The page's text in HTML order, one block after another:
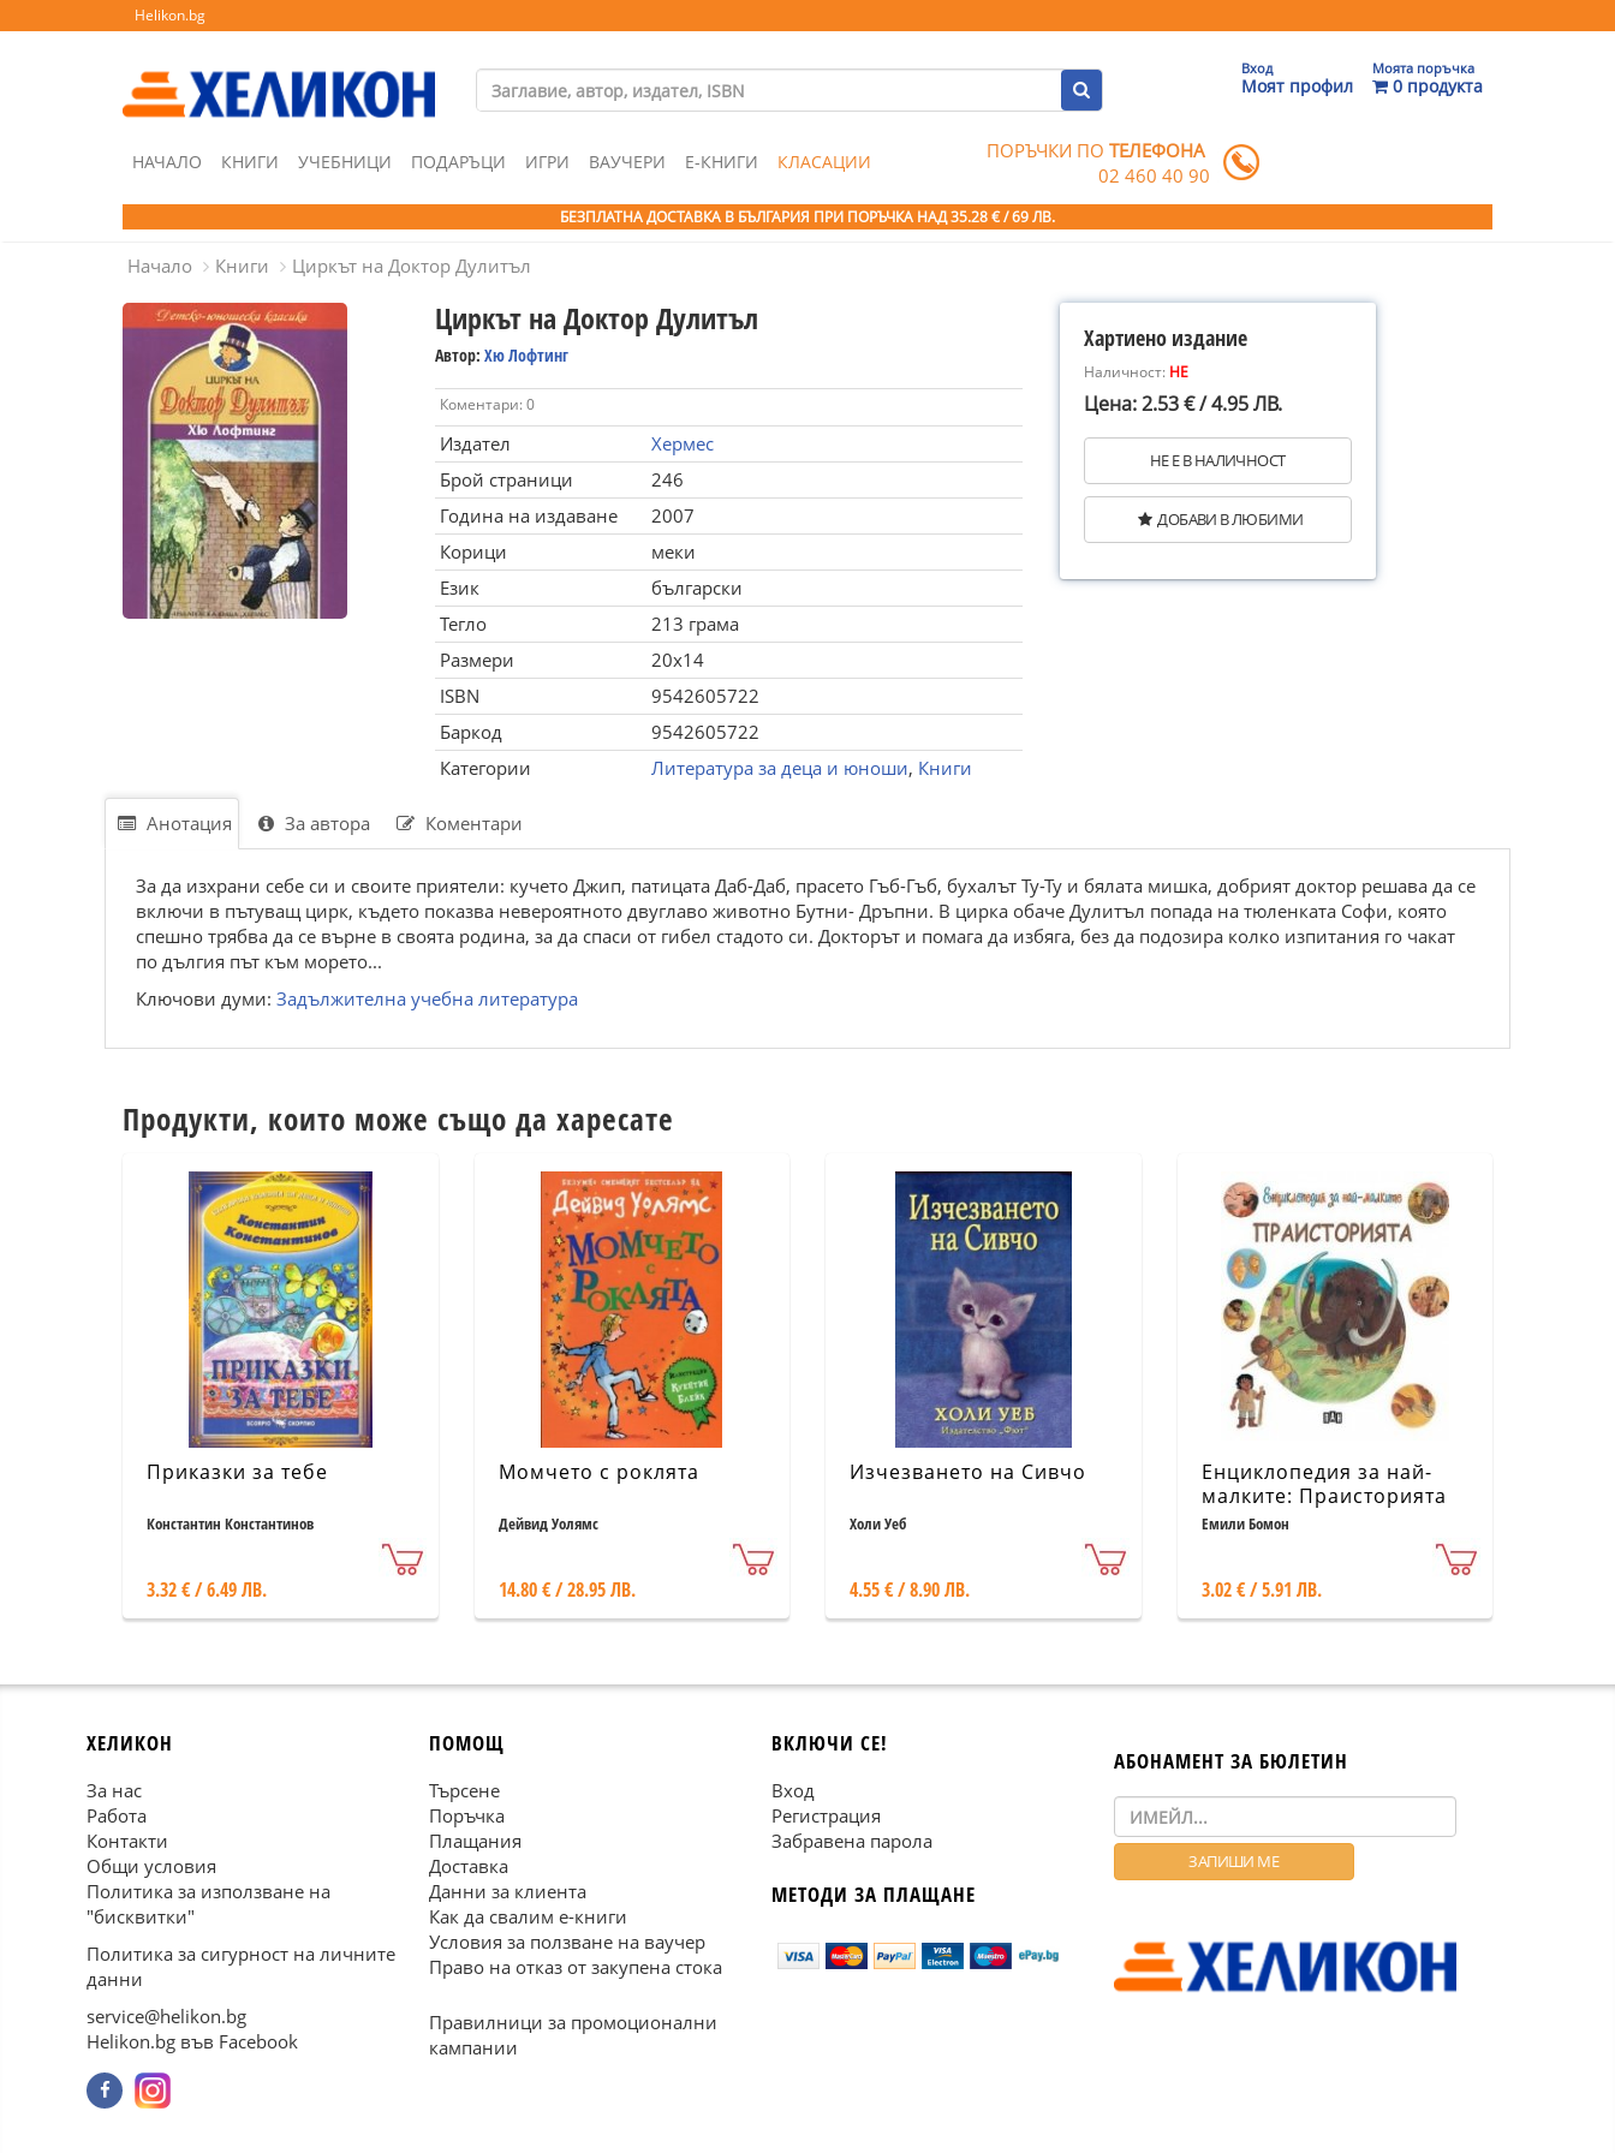
Helikon.bg
Вход
Моят профил
Моята поръчка
0 продукта
НАЧАЛО КНИГИ УЧЕБНИЦИ ПОДАРЪЦИ ИГРИ ВАУЧЕРИ Е-КНИГИ КЛАСАЦИИ ПОРЪЧКИ ПОТЕЛЕФОНА
02 460 40 90
БЕЗПЛАТНА ДОСТАВКА В БЪЛГАРИЯ ПРИ ПОРЪЧКА НАД 35.28 € / 69 ЛВ.
Начало Книги Циркът на Доктор Дулитъл
Циркът на Доктор Дулитъл
Автор: Хю Лофтинг
Коментари: 0
Издател
Хермес
Брой страници
246
Година на издаване
2007
Корици
меки
Език
български
Тегло
213 грама
Размери
20x14
ISBN
9542605722
Баркод
9542605722
Категории
Литература за деца и юноши, Книги
Хартиено издание
Наличност: НЕ
Цена: 2.53 € / 4.95 ЛВ.
НЕ Е В НАЛИЧНОСТ
ДОБАВИ В ЛЮБИМИ
Анотация За автора Коментари
За да изхрани себе си и своите приятели: кучето Джип, патицата Даб-Даб, прасето Гъб-Гъб, бухалът Ту-Ту и бялата мишка, добрият доктор решава да се
включи в пътуващ цирк, където показва невероятното двуглаво животно Бутни- Дръпни. В цирка обаче Дулитъл попада на тюленката Софи, която
спешно трябва да се върне в своята родина, за да спаси от гибел стадото си. Докторът и помага да избяга, без да подозира колко изпитания го чакат
по дългия път към морето...
Ключови думи: Задължителна учебна литература
Продукти, които може също да харесате
Приказки за тебе
Константин Константинов
3.32 € / 6.49 ЛВ.
Момчето с роклята
Дейвид Уолямс
14.80 € / 28.95 ЛВ.
Изчезването на Сивчо
Холи Уеб
4.55 € / 8.90 ЛВ.
Енциклопедия за най-
малките: Праисторията
Емили Бомон
3.02 € / 5.91 ЛВ.
ХЕЛИКОН
За нас
Работа
Контакти
Общи условия
Политика за използване на
"бисквитки"
Политика за сигурност на личните
данни
service@helikon.bg
Helikon.bg във Facebook
ПОМОЩ
Търсене
Поръчка
Плащания
Доставка
Данни за клиента
Как да свалим е-книги
Условия за ползване на ваучер
Право на отказ от закупена стока
Правилници за промоционални
кампании
ВКЛЮЧИ СЕ!
Вход
Регистрация
Забравена парола
МЕТОДИ ЗА ПЛАЩАНЕ
АБОНАМЕНТ ЗА БЮЛЕТИН